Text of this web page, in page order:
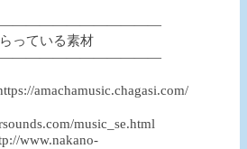
いる素材
amachamusic.chagasi.com/
music_se.html
www.nakano-